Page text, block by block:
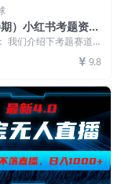
期）小红书考题资料
握短平快变现模
考试季日均收益2
我们介绍下考题赛道
来就认为...
9.8